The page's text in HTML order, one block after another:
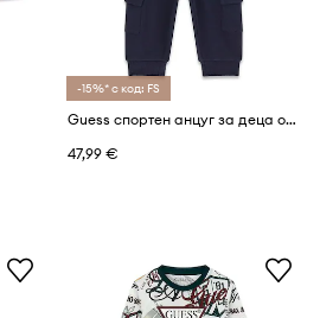
-15%* с код: FS
Guess спортен анцуг за деца от памук
47,99 €